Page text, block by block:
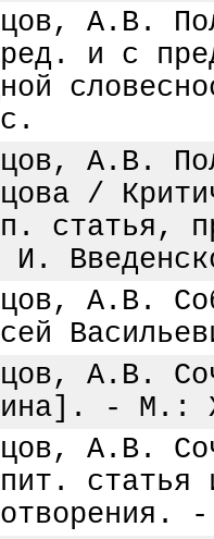
А.В.
и с
А.В.
/
статья,
И.
А.В.
А.В.
- М.:
А.В.